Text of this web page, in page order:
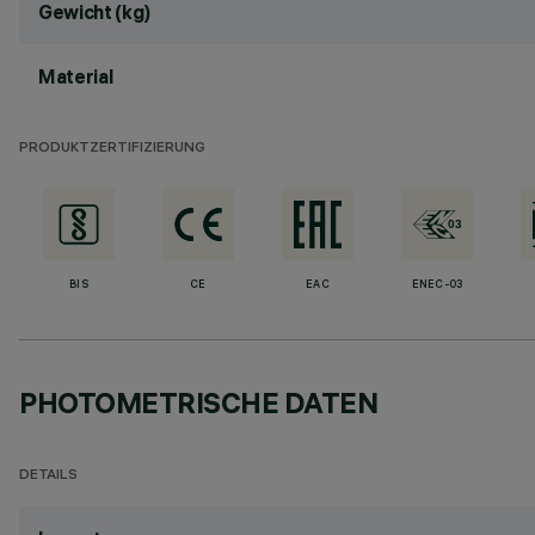
Gewicht (kg)
Material
PRODUKTZERTIFIZIERUNG
BIS CE EAC ENEC-03
PHOTOMETRISCHE DATEN
DETAILS